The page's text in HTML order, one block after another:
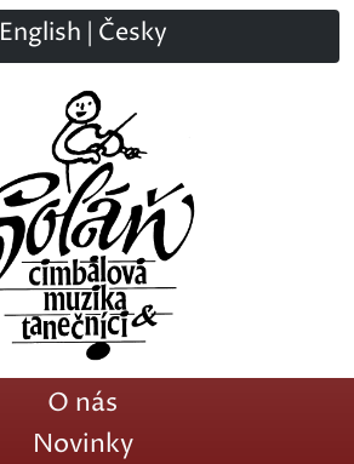
English Česky
O nás
Novinky